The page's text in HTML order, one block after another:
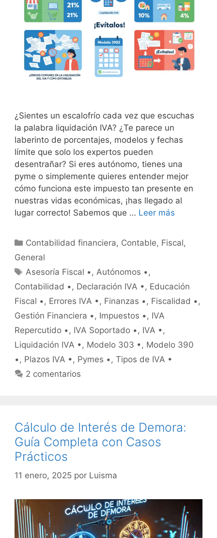
¿Sientes un escalofrío cada vez que escuchas
la palabra liquidación IVA? ¿Te parece un
laberinto de porcentajes, modelos y fechas
límite que solo los expertos pueden
desentrañar? Si eres autónomo, tienes una
pyme o simplemente quieres entender mejor
cómo funciona este impuesto tan presente en
nuestras vidas económicas, ¡has llegado al
lugar correcto! Sabemos que … Leer más
Categorías
Contabilidad financiera, Contable, Fiscal,
General
Etiquetas
Asesoría Fiscal •,Autónomos •,
Contabilidad •, Declaración IVA •, Educación
Fiscal •, Errores IVA •, Finanzas •, Fiscalidad •,
Gestión Financiera •, Impuestos •, IVA
Repercutido •, IVA Soportado •, IVA •,
Liquidación IVA •, Modelo 303 •, Modelo 390
•, Plazos IVA •, Pymes •, Tipos de IVA •
2 comentarios
Cálculo de Interés de Demora:
Guía Completa con Casos
Prácticos
11 enero, 2025 por Luisma